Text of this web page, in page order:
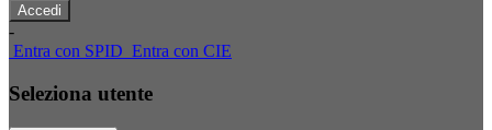
-
Entra con SPID Entra con CIE
Seleziona utente